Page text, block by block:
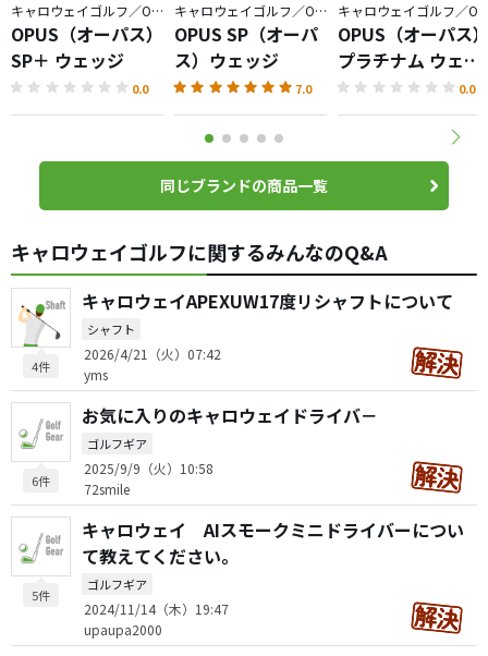
キャロウェイゴルフ／OPUS
OPUS（オーパス）
SP＋ ウェッジ
0.0
キャロウェイゴルフ／OPUS
OPUS SP（オーパ
ス）ウェッジ
7.0
OPUS（オーパス
プラチナム ウェッ
ジ
0.0
同じブランドの商品一覧
キャロウェイゴルフに関するみんなのQ&A
4件
キャロウェイAPEXUW17度リシャフトについて
シャフト
2026/4/21（火）07:42
yms
6件
お気に入りのキャロウェイドライバ－
ゴルフギア
2025/9/9（火）10:58
72smile
5件
キャロウェイ AIスモークミニドライバーについ
て教えてください。
ゴルフギア
2024/11/14（木）19:47
upaupa2000